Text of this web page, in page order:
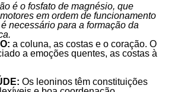
é o fosfato de magnésio, que
em ordem de funcionamento
necessário para a formação da
a coluna, as costas e o coração. O
a emoções quentes, as costas à
Os leoninos têm constituições